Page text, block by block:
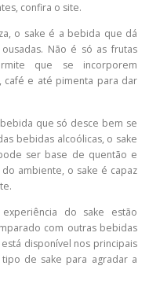
confira o site.
o sake é a bebida que dá
Não é só as frutas
que se incorporem
café e até pimenta para dar
que só desce bem se
bebidas alcoólicas, o sake
ser base de quentão e
ambiente, o sake é capaz
do sake estão
com outras bebidas
disponível nos principais
de sake para agradar a